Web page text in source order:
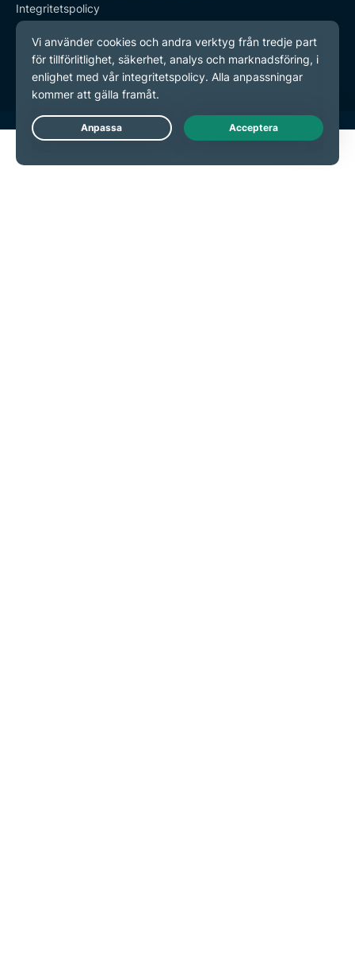
Integritetspolicy
Användarvillkor
Inställningar för cookies
Live Chat